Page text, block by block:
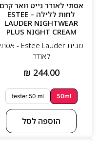
אסתי לאודר נייט וואר קרם
לחות ללילה – ESTEE
LAUDER NIGHTWEAR
PLUS NIGHT CREAM
מבית Estee Lauder - אסתי
לאודר
₪ 244.00
50ml
tester 50 ml
הוספה לסל